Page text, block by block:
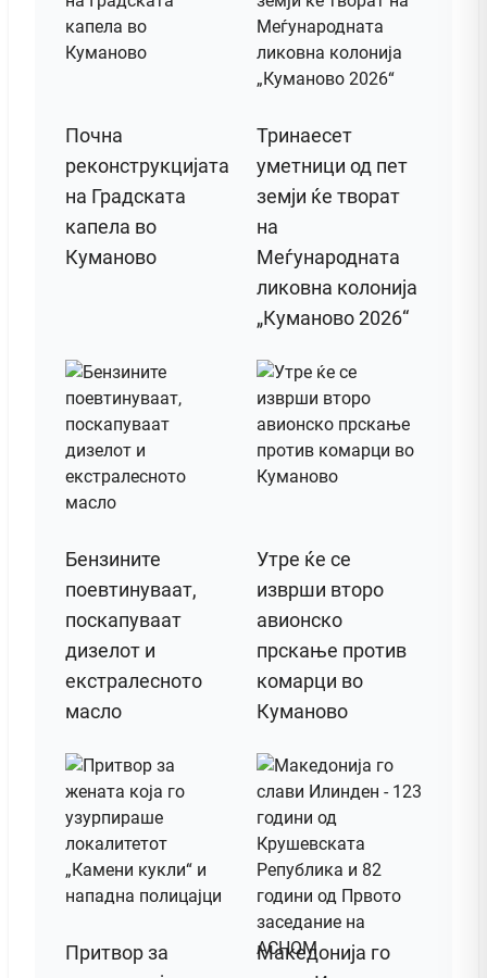
Почна
реконструкцијата
на Градската
капела во
Куманово
Тринаесет
уметници од пет
земји ќе творат
на
Меѓународната
ликовна колонија
„Куманово 2026“
Бензините
поевтинуваат,
поскапуваат
дизелот и
екстралесното
масло
Утре ќе се
изврши второ
авионско
прскање против
комарци во
Куманово
Притвор за
Македонија го